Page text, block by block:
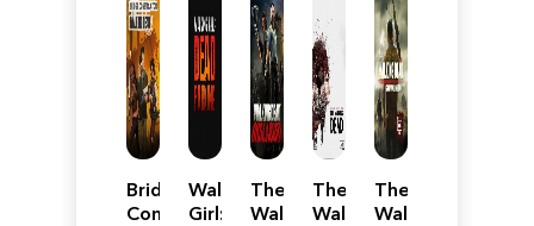
Bridge
Constructor:
Walking
Girl:
The
Walking
The
Walking
The
Walking